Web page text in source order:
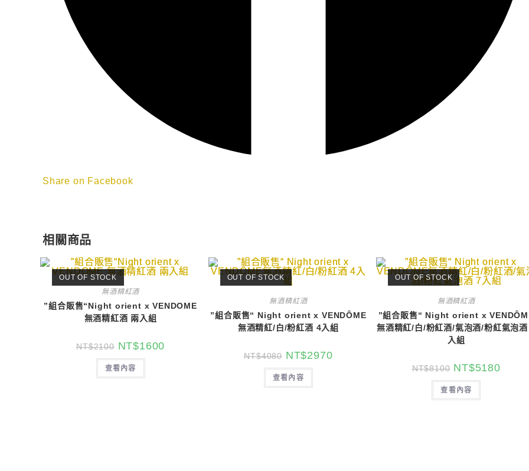
Share on Facebook
相關商品
OUT OF STOCK
無酒精紅酒
”組合販售“Night orient x VENDOME
無酒精紅酒 兩入組
NT$2100 NT$1600
查看內容
OUT OF STOCK
無酒精紅酒
”組合販售“ Night orient x VENDÔME
無酒精紅/白/粉紅酒 4入組
NT$4080 NT$2970
查看內容
OUT OF STOCK
無酒精紅酒
”組合販售“ Night orient x
無酒精紅/白/粉紅酒/氣泡酒/粉紅氣泡
入組
NT$8100 NT$5180
查看內容